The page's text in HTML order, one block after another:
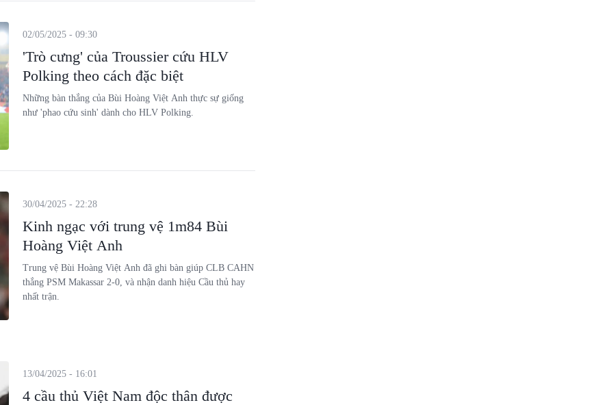
'Trò cưng' của Troussier cứu HLV
Polking theo cách đặc biệt
02/05/2025 - 09:30
Những bàn thắng của Bùi Hoàng Việt Anh thực sự giống
như 'phao cứu sinh' dành cho HLV Polking.
Kinh ngạc với trung vệ 1m84 Bùi
Hoàng Việt Anh
30/04/2025 - 22:28
Trung vệ Bùi Hoàng Việt Anh đã ghi bàn giúp CLB CAHN
thắng PSM Makassar 2-0, và nhận danh hiệu Cầu thủ hay
nhất trận.
4 cầu thủ Việt Nam độc thân được
13/04/2025 - 16:01